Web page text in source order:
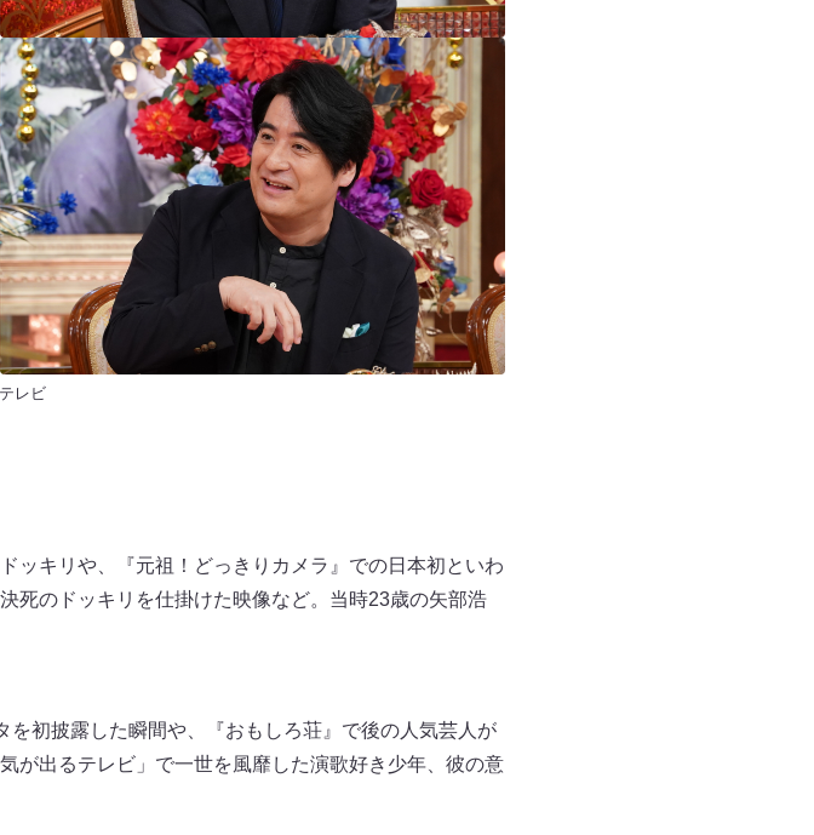
レビ
ッキリや、『元祖！どっきりカメラ』での日本初といわ
死のドッキリを仕掛けた映像など。当時23歳の矢部浩
を初披露した瞬間や、『おもしろ荘』で後の人気芸人が
が出るテレビ」で一世を風靡した演歌好き少年、彼の意